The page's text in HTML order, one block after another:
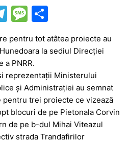
T
e
gr
a
m
M
s
s
a
g
e
ar
ta
a
z
ă
pentru tot atâtea proiecte au
la sediul Direcţiei
a PNRR.
reprezentaţii Ministerului
şi Administraţiei au semnat
trei proiecte ce vizează
blocuri de pe Pietonala Corvin
de pe b-dul Mihai Viteazul
strada Trandafirilor